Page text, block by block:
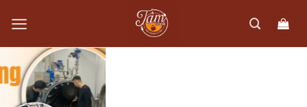
content